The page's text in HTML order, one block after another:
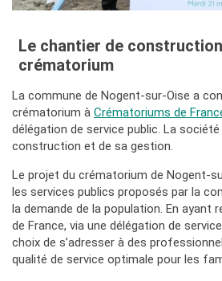
Le chantier de
crématorium
La commune de Nogent-sur-Oise a
crématorium à Crématoriums de
délégation de service public. La
construction et de sa gestion.
Le projet du crématorium de Nogent-
les services publics proposés par la
la demande de la population. En ayant
de France, via une délégation de
choix de s’adresser à des
qualité de service optimale pour les